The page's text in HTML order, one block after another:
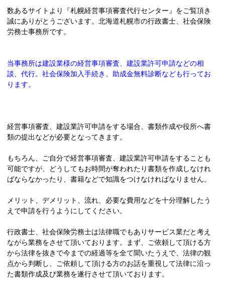
数あるサイトより『札幌経営事項審査代行センター』をご覧頂き
誠にありがとうございます。北海道札幌市の行政書士、社会保険
労務士事務所です。
当事務所は建設業様の経営事項審査、建設業許可申請などの相
談、代行。社会保険加入手続き、助成金無料診断なども行ってお
ります。
経営事項審査、建設業許可申請をする場合、書類作成や役所へ書
類の提出などが必要となってきます。
もちろん、ご自分で経営事項審査、建設業許可申請をすることも
可能ですが、どうしてもお時間が奪われたり書類を作成しなけれ
ばならなかったり、書籍などで知識をつけなければなりません。
メリット、デメリット、流れ、必要な費用などを十分理解したう
えで申請を行うようにしてください。
行政書士、社会保険労務士は法律職でもありサービス業だと考え
ながら業務をさせて頂いております。まず、ご依頼して頂ける方
から法律を抜きで今までの経過等を全て聞いたうえで、法律の観
点から判断し、ご依頼して頂ける方のお話を重視して法律に沿っ
た書類作成及び業務を遂行させて頂いております。